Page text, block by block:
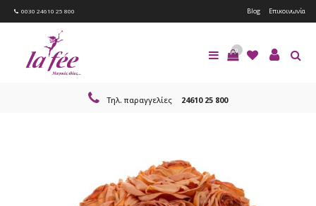
0030 24610 25 800 Blog Επικοινωνία
0
Τηλ. παραγγελίες 24610 25 800